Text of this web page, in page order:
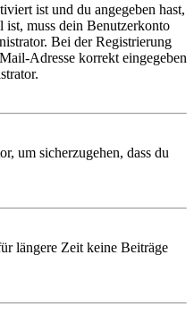
ist und du angegeben hast,
ist, muss dein Benutzerkonto
Bei der Registrierung
Adresse korrekt eingegeben
um sicherzugehen, dass du
längere Zeit keine Beiträge